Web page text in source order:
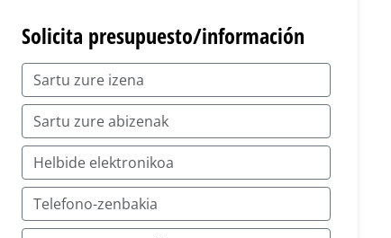
Solicita presupuesto/información